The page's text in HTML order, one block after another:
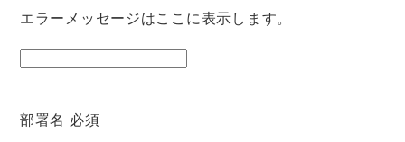
エラーメッセージはここに表示します。
部署名 必須